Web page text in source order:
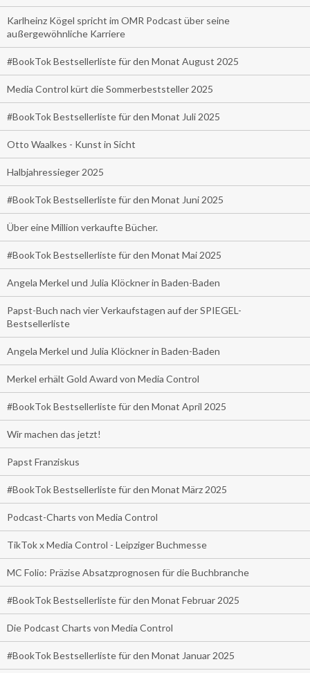
Karlheinz Kögel spricht im OMR Podcast über seine
außergewöhnliche Karriere
#BookTok Bestsellerliste für den Monat August 2025
Media Control kürt die Sommerbeststeller 2025
#BookTok Bestsellerliste für den Monat Juli 2025
Otto Waalkes - Kunst in Sicht
Halbjahressieger 2025
#BookTok Bestsellerliste für den Monat Juni 2025
Über eine Million verkaufte Bücher.
#BookTok Bestsellerliste für den Monat Mai 2025
Angela Merkel und Julia Klöckner in Baden-Baden
Papst-Buch nach vier Verkaufstagen auf der SPIEGEL-
Bestsellerliste
Angela Merkel und Julia Klöckner in Baden-Baden
Merkel erhält Gold Award von Media Control
#BookTok Bestsellerliste für den Monat April 2025
Wir machen das jetzt!
Papst Franziskus
#BookTok Bestsellerliste für den Monat März 2025
Podcast-Charts von Media Control
TikTok x Media Control - Leipziger Buchmesse
MC Folio: Präzise Absatzprognosen für die Buchbranche
#BookTok Bestsellerliste für den Monat Februar 2025
Die Podcast Charts von Media Control
#BookTok Bestsellerliste für den Monat Januar 2025